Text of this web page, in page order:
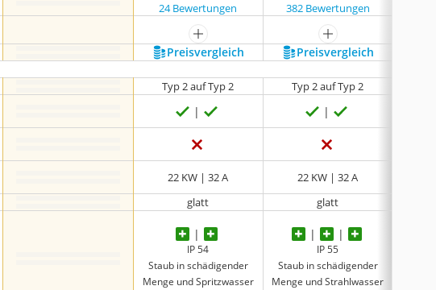
24 Bewertungen 382 Bewertungen
mehr anzeigen
mehr anzeigen
Preis­vergleich Preis­vergleich
Typ 2 auf Typ 2 Typ 2 auf Typ 2
22 KW | 32 A 22 KW | 32 A
glatt glatt
IP 54
Staub in schädigender
Menge und Spritzwasser
IP 55
Staub in schädigender
Menge und Strahlwasser